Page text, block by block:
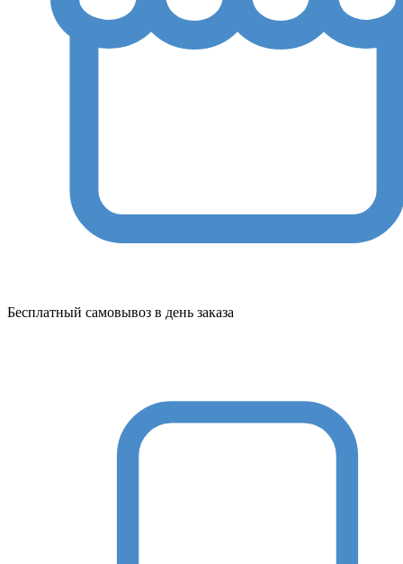
Бесплатный самовывоз в день заказа